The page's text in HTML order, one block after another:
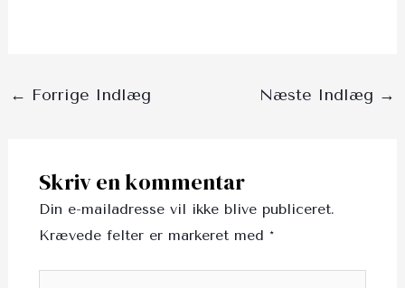
← Forrige Indlæg Næste Indlæg →
Skriv en kommentar
Din e-mailadresse vil ikke blive publiceret.
Krævede felter er markeret med *